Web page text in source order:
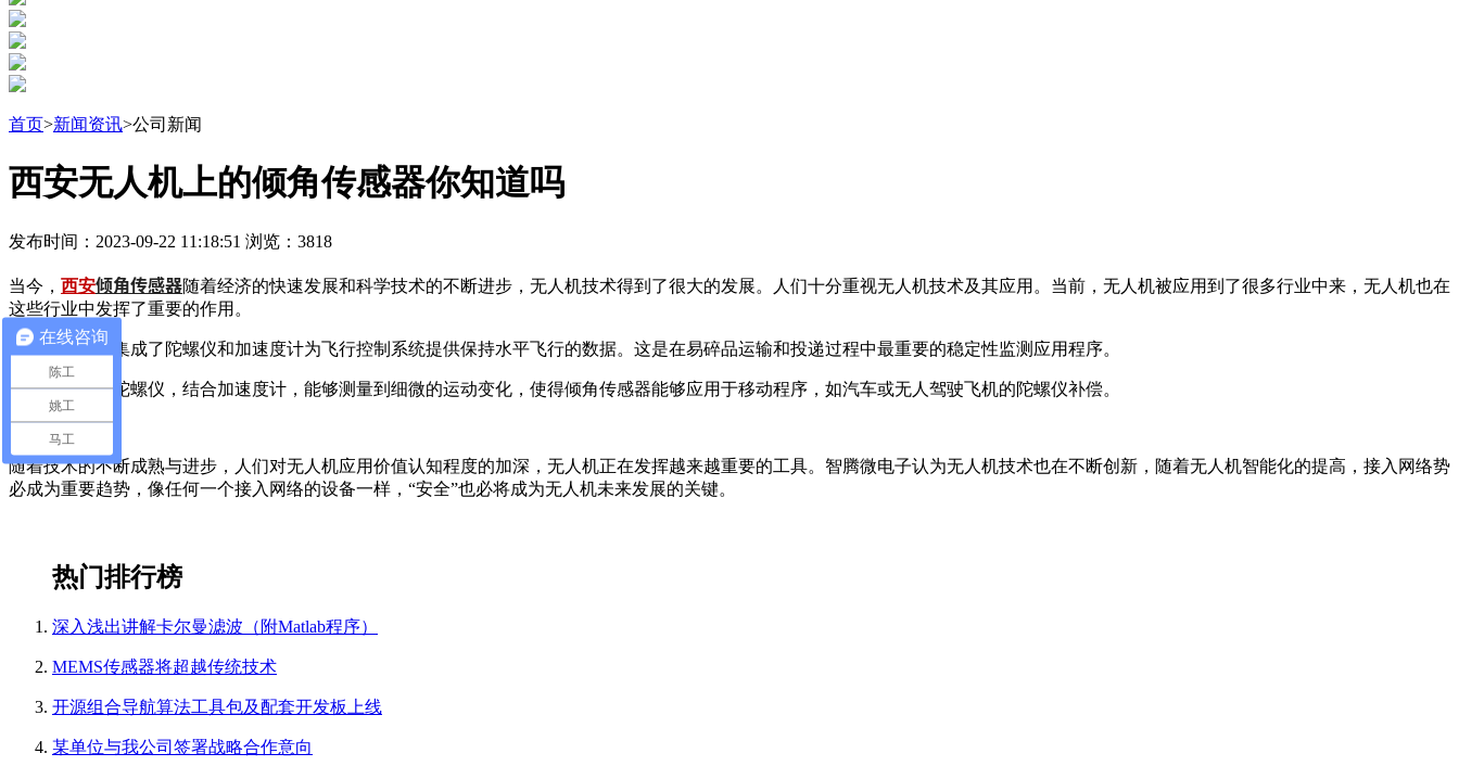
首页>新闻资讯>公司新闻
西安无人机上的倾角传感器你知道吗
发布时间：2023-09-22 11:18:51 浏览：3818
当今， 西安倾角传感器随着经济的快速发展和科学技术的不断进步，无人机技术得到了很大的发展。人们十分重视无人机技术及其应用。当前，无人机被应用到了很多行业中来，无人机也在
这些行业中发挥了重要的作用。
倾角传感器，集成了陀螺仪和加速度计为飞行控制系统提供保持水平飞行的数据。这是在易碎品运输和投递过程中最重要的稳定性监测应用程序。
这类传感器和陀螺仪，结合加速度计，能够测量到细微的运动变化，使得倾角传感器能够应用于移动程序，如汽车或无人驾驶飞机的陀螺仪补偿。
随着技术的不断成熟与进步，人们对无人机应用价值认知程度的加深，无人机正在发挥越来越重要的工具。智腾微电子认为无人机技术也在不断创新，随着无人机智能化的提高，接入网络势
必成为重要趋势，像任何一个接入网络的设备一样，“安全”也必将成为无人机未来发展的关键。
热门排行榜
深入浅出讲解卡尔曼滤波（附Matlab程序）
MEMS传感器将超越传统技术
开源组合导航算法工具包及配套开发板上线
某单位与我公司签署战略合作意向
在线咨询
陈工
姚工
马工